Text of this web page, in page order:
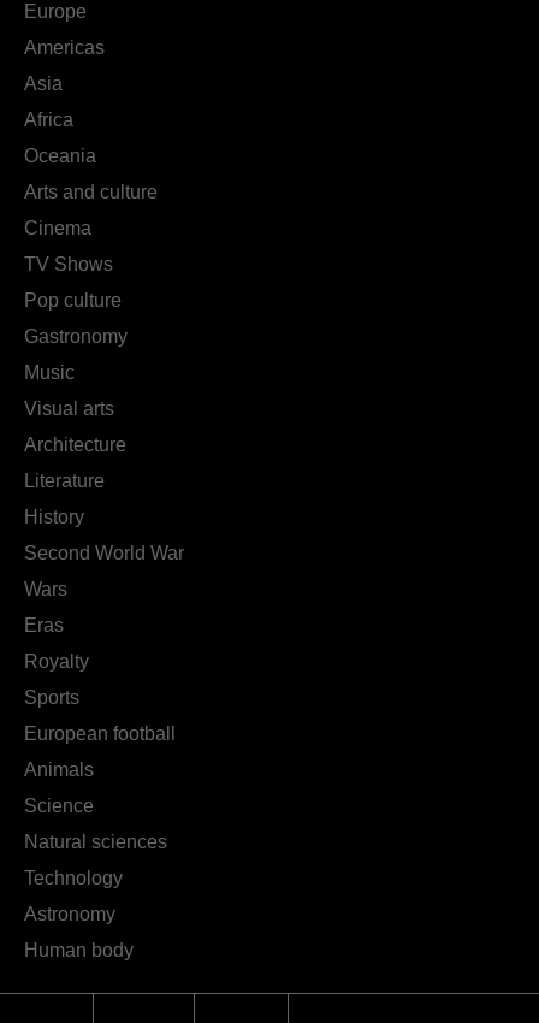
Europe
Americas
Asia
Africa
Oceania
Arts and culture
Cinema
TV Shows
Pop culture
Gastronomy
Music
Visual arts
Architecture
Literature
History
Second World War
Wars
Eras
Royalty
Sports
European football
Animals
Science
Natural sciences
Technology
Astronomy
Human body